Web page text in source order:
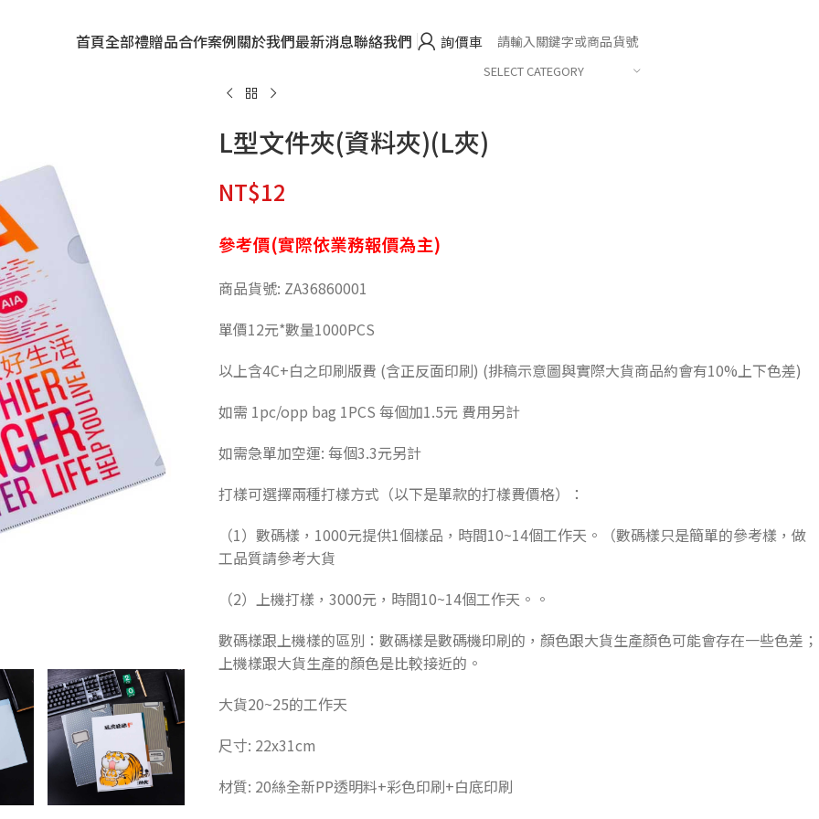
首頁全部禮贈品合作案例關於我們最新消息聯絡我們 詢價車
SELECT CATEGORY
L型文件夾(資料夾)(L夾)
NT$12
參考價(實際依業務報價為主)
商品貨號: ZA36860001
單價12元*數量1000PCS
以上含4C+白之印刷版費 (含正反面印刷) (排稿示意圖與實際大貨商品約會有10%上下色差)
如需 1pc/opp bag 1PCS 每個加1.5元 費用另計
如需急單加空運: 每個3.3元另計
打樣可選擇兩種打樣方式（以下是單款的打樣費價格）：
（1）數碼樣，1000元提供1個樣品，時間10~14個工作天。（數碼樣只是簡單的參考樣，做
工品質請參考大貨
（2）上機打樣，3000元，時間10~14個工作天。。
數碼樣跟上機樣的區別：數碼樣是數碼機印刷的，顏色跟大貨生產顏色可能會存在一些色差；
上機樣跟大貨生產的顏色是比較接近的。
大貨20~25的工作天
尺寸: 22x31cm
材質: 20絲全新PP透明料+彩色印刷+白底印刷